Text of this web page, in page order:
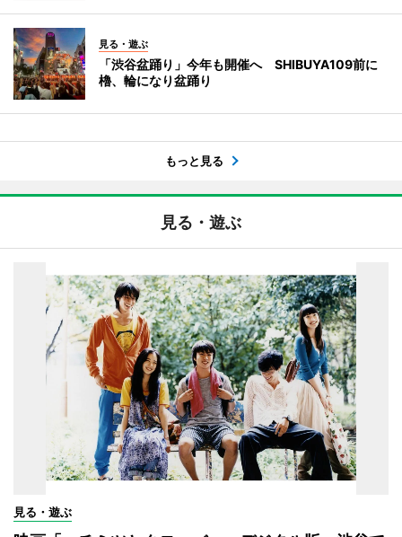
見る・遊ぶ
「渋谷盆踊り」今年も開催へ SHIBUYA109前に
櫓、輪になり盆踊り
もっと見る
見る・遊ぶ
見る・遊ぶ